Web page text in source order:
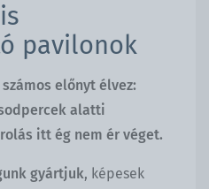
pavilonok
előnyt élvez:
alatti
itt ég nem ér véget.
gyártjuk, képesek